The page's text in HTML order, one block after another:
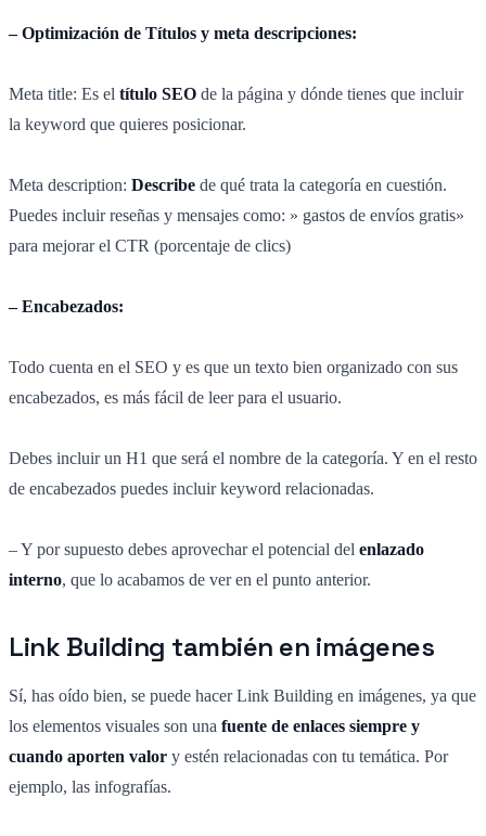
– Optimización de Títulos y meta descripciones:
Meta title: Es el título SEO de la página y dónde tienes que incluir
la keyword que quieres posicionar.
Meta description: Describe de qué trata la categoría en cuestión.
Puedes incluir reseñas y mensajes como: » gastos de envíos gratis»
para mejorar el CTR (porcentaje de clics)
– Encabezados:
Todo cuenta en el SEO y es que un texto bien organizado con sus
encabezados, es más fácil de leer para el usuario.
Debes incluir un H1 que será el nombre de la categoría. Y en el resto
de encabezados puedes incluir keyword relacionadas.
– Y por supuesto debes aprovechar el potencial del enlazado
interno, que lo acabamos de ver en el punto anterior.
Link Building también en imágenes
Sí, has oído bien, se puede hacer Link Building en imágenes, ya que
los elementos visuales son una fuente de enlaces siempre y
cuando aporten valor y estén relacionadas con tu temática. Por
ejemplo, las infografías.